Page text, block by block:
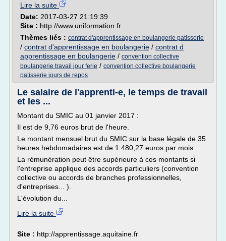
Lire la suite
Date: 2017-03-27 21:19:39
Site : http://www.uniformation.fr
Thèmes liés : contrat d'apprentissage en boulangerie patisserie
/ contrat d'apprentissage en boulangerie / contrat d
apprentissage en boulangerie / convention collective
boulangerie travail jour ferie / convention collective boulangerie
patisserie jours de repos
Le salaire de l'apprenti-e, le temps de travail
et les ...
Montant du SMIC au 01 janvier 2017 :
Il est de 9,76 euros brut de l'heure.
Le montant mensuel brut du SMIC sur la base légale de 35
heures hebdomadaires est de 1 480,27 euros par mois.
La rémunération peut être supérieure à ces montants si
l'entreprise applique des accords particuliers (convention
collective ou accords de branches professionnelles,
d'entreprises... ).
L'évolution du...
Lire la suite
Site : http://apprentissage.aquitaine.fr